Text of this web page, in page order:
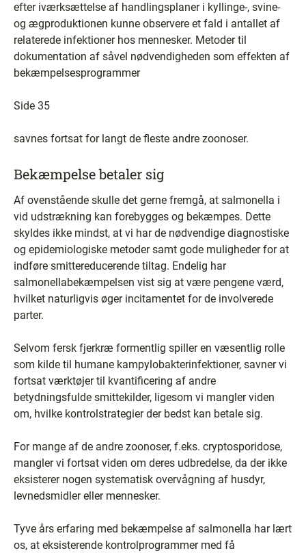
efter iværksættelse af handlingsplaner i kyllinge-, svine-
og ægproduktionen kunne observere et fald i antallet af
relaterede infektioner hos mennesker. Metoder til
dokumentation af såvel nødvendigheden som effekten af
bekæmpelsesprogrammer
Side 35
savnes fortsat for langt de fleste andre zoonoser.
Bekæmpelse betaler sig
Af ovenstående skulle det gerne fremgå, at salmonella i
vid udstrækning kan forebygges og bekæmpes. Dette
skyldes ikke mindst, at vi har de nødvendige diagnostiske
og epidemiologiske metoder samt gode muligheder for at
indføre smittereducerende tiltag. Endelig har
salmonellabekæmpelsen vist sig at være pengene værd,
hvilket naturligvis øger incitamentet for de involverede
parter.
Selvom fersk fjerkræ formentlig spiller en væsentlig rolle
som kilde til humane kampylobakterinfektioner, savner vi
fortsat værktøjer til kvantificering af andre
betydningsfulde smittekilder, ligesom vi mangler viden
om, hvilke kontrolstrategier der bedst kan betale sig.
For mange af de andre zoonoser, f.eks. cryptosporidose,
mangler vi fortsat viden om deres udbredelse, da der ikke
eksisterer nogen systematisk overvågning af husdyr,
levnedsmidler eller mennesker.
Tyve års erfaring med bekæmpelse af salmonella har lært
os, at eksisterende kontrolprogrammer med få